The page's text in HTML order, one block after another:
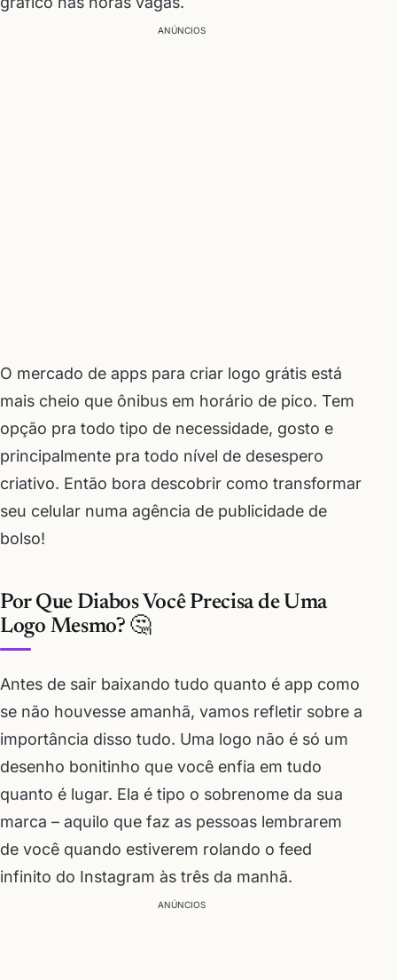
ANÚNCIOS
O mercado de apps para criar logo grátis está
mais cheio que ônibus em horário de pico. Tem
opção pra todo tipo de necessidade, gosto e
principalmente pra todo nível de desespero
criativo. Então bora descobrir como transformar
seu celular numa agência de publicidade de
bolso!
Por Que Diabos Você Precisa de Uma
Logo Mesmo? 🤔
Antes de sair baixando tudo quanto é app como
se não houvesse amanhã, vamos refletir sobre a
importância disso tudo. Uma logo não é só um
desenho bonitinho que você enfia em tudo
quanto é lugar. Ela é tipo o sobrenome da sua
marca – aquilo que faz as pessoas lembrarem
de você quando estiverem rolando o feed
infinito do Instagram às três da manhã.
ANÚNCIOS